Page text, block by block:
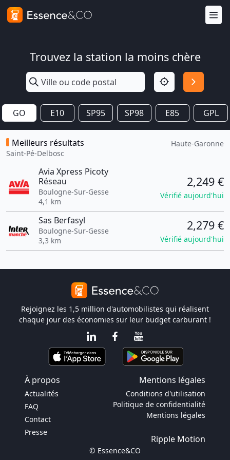
Trouvez la station la moins chère
GO E10 SP95 SP98 E85 GPL
Meilleurs résultats
Saint-Pé-Delbosc
Haute-Garonne
Avia Xpress Picoty
Réseau
Boulogne-Sur-Gesse
4,1 km
2,249 €
Vérifié aujourd'hui
Sas Berfasyl
Boulogne-Sur-Gesse
3,3 km
2,279 €
Vérifié aujourd'hui
Rejoignez les 1,5 million d'automobilistes qui réalisent
chaque jour des économies sur leur budget carburant !
À propos Mentions légales
Actualités
FAQ
Contact
Presse
Conditions d'utilisation
Politique de confidentialité
Mentions légales
Ripple Motion
© Essence&CO